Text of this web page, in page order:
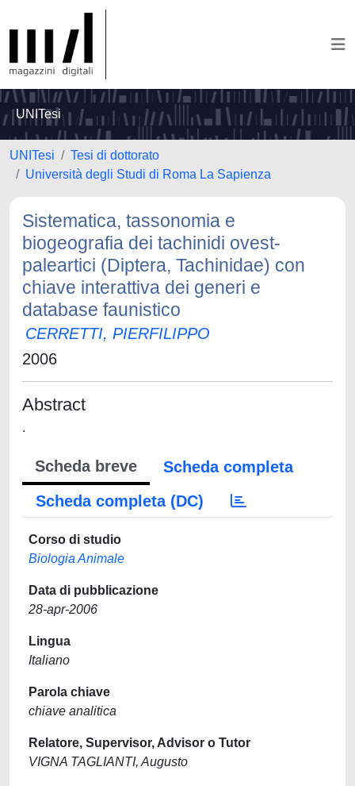
UNITesi
UNITesi
Tesi di dottorato
Università degli Studi di Roma La Sapienza
Sistematica, tassonomia e
biogeografia dei tachinidi ovest-
paleartici (Diptera, Tachinidae) con
chiave interattiva dei generi e
database faunistico
CERRETTI, PIERFILIPPO
2006
Abstract
.
Scheda breve
Scheda completa
Scheda completa (DC)
Corso di studio
Biologia Animale
Data di pubblicazione
28-apr-2006
Lingua
Italiano
Parola chiave
chiave analitica
Relatore, Supervisor, Advisor o Tutor
VIGNA TAGLIANTI, Augusto